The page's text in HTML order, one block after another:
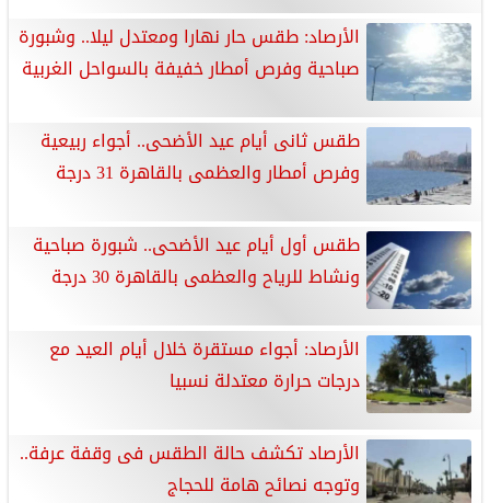
الأرصاد: طقس حار نهارا ومعتدل ليلا.. وشبورة
صباحية وفرص أمطار خفيفة بالسواحل الغربية
طقس ثانى أيام عيد الأضحى.. أجواء ربيعية
وفرص أمطار والعظمى بالقاهرة 31 درجة
طقس أول أيام عيد الأضحى.. شبورة صباحية
ونشاط للرياح والعظمى بالقاهرة 30 درجة
الأرصاد: أجواء مستقرة خلال أيام العيد مع
درجات حرارة معتدلة نسبيا
الأرصاد تكشف حالة الطقس فى وقفة عرفة..
وتوجه نصائح هامة للحجاج